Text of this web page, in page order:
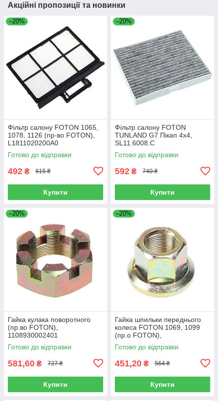
Акційні пропозиції та новинки
–20%
Фільтр салону FOTON 1065,
1078, 1126 (пр-во FOTON),
L1811020200A0
Готово до відправки
492 ₴ 615 ₴
Купити
–20%
Фільтр салону FOTON
TUNLAND G7 Пікап 4х4,
SL11.6008.C
Готово до відправки
592 ₴ 740 ₴
Купити
–20%
Гайка кулака поворотного
(пр.во FOTON),
1108930002401
Готово до відправки
581,60 ₴ 727 ₴
Купити
–20%
Гайка шпильки переднього
колеса FOTON 1069, 1099
(пр.о FOTON),
1106930003404
Готово до відправки
451,20 ₴ 564 ₴
Купити